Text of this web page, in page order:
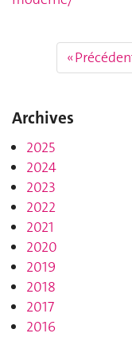
«
Archives
2025
2024
2023
2022
2021
2020
2019
2018
2017
2016